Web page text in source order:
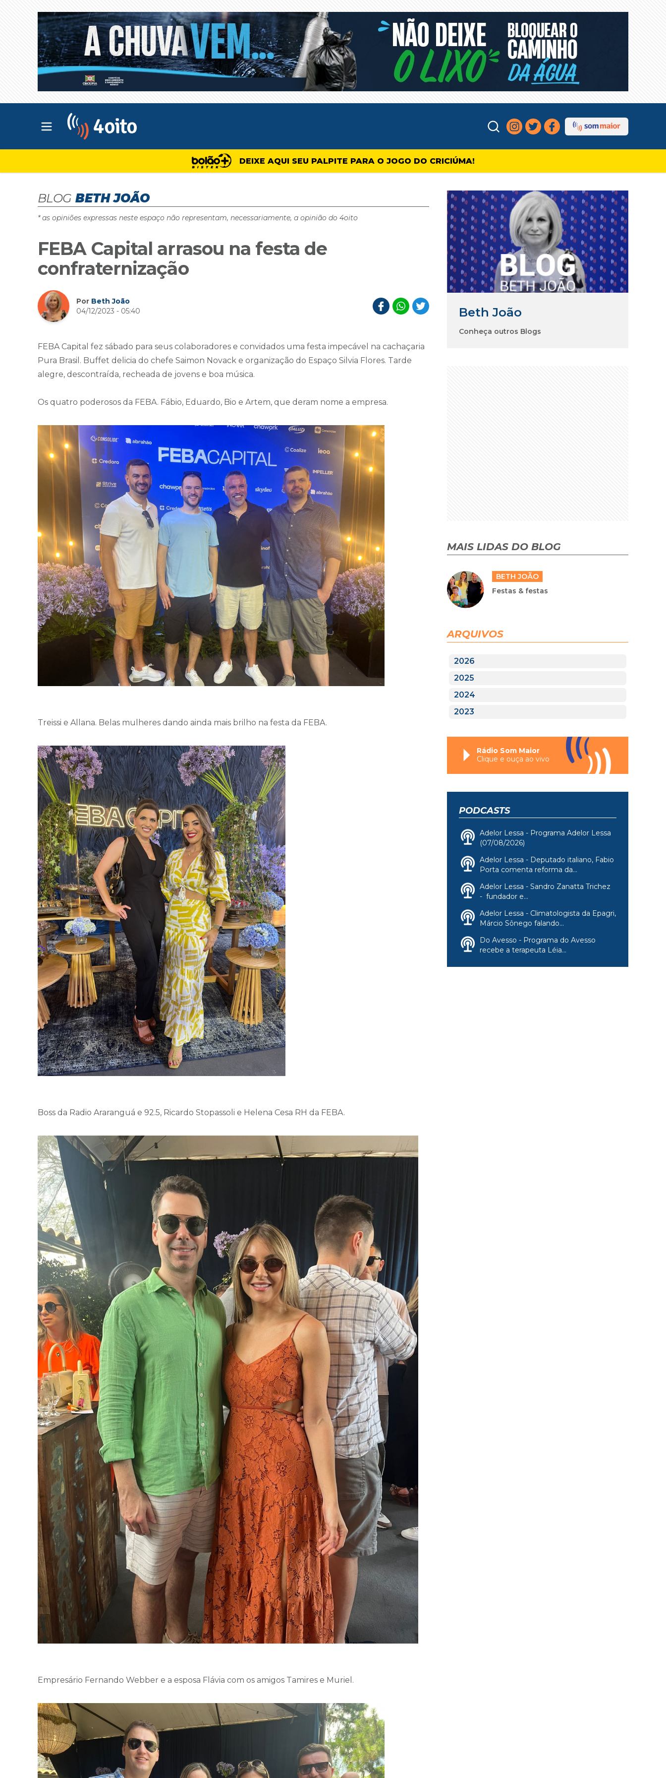
Abrir menu principal
DEIXE AQUI SEU PALPITE PARA O JOGO DO CRICIÚMA!
BLOG BETH JOÃO
* as opiniões expressas neste espaço não representam, necessariamente, a opinião do 4oito
FEBA Capital arrasou na festa de
confraternização
Por Beth João
04/12/2023 - 05:40
FEBA Capital fez sábado para seus colaboradores e convidados uma festa impecável na cachaçaria
Pura Brasil. Buffet delicia do chefe Saimon Novack e organização do Espaço Silvia Flores. Tarde
alegre, descontraída, recheada de jovens e boa música.
Os quatro poderosos da FEBA. Fábio, Eduardo, Bio e Artem, que deram nome a empresa.
Treissi e Allana. Belas mulheres dando ainda mais brilho na festa da FEBA.
Boss da Radio Araranguá e 92.5, Ricardo Stopassoli e Helena Cesa RH da FEBA.
Empresário Fernando Webber e a esposa Flávia com os amigos Tamires e Muriel.
Beth João
Conheça outros Blogs
MAIS LIDAS DO BLOG
BETH JOÃO
Festas & festas
ARQUIVOS
2026
2025
2024
2023
Rádio Som Maior
Clique e ouça ao vivo
PODCASTS
Adelor Lessa - Programa Adelor Lessa
(07/08/2026)
Adelor Lessa - Deputado italiano, Fabio
Porta comenta reforma da...
Adelor Lessa - Sandro Zanatta Trichez
- fundador e...
Adelor Lessa - Climatologista da Epagri,
Márcio Sônego falando...
Do Avesso - Programa do Avesso
recebe a terapeuta Léia...